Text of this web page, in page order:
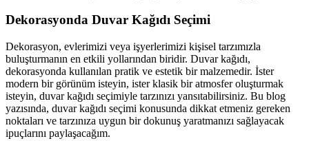
Dekorasyonda Duvar Kağıdı Seçimi
Dekorasyon, evlerimizi veya işyerlerimizi kişisel tarzımızla
buluşturmanın en etkili yollarından biridir. Duvar kağıdı,
dekorasyonda kullanılan pratik ve estetik bir malzemedir. İster
modern bir görünüm isteyin, ister klasik bir atmosfer oluşturmak
isteyin, duvar kağıdı seçimiyle tarzınızı yansıtabilirsiniz. Bu blog
yazısında, duvar kağıdı seçimi konusunda dikkat etmeniz gereken
noktaları ve tarzınıza uygun bir dokunuş yaratmanızı sağlayacak
ipuçlarını paylaşacağım.